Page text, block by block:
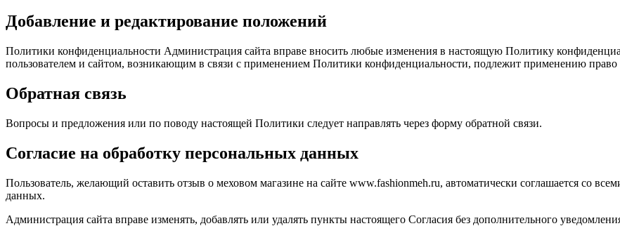
Добавление и редактирование положений
Политики конфиденциальности Администрация сайта вправе вносить любые изменения в настоящую Политику
пользователем и сайтом, возникающим в связи с применением Политики конфиденциальности, подлежит применению
Обратная связь
Вопросы и предложения или по поводу настоящей Политики следует направлять через форму обратной связи.
Согласие на обработку персональных данных
Пользователь, желающий оставить отзыв о меховом магазине на сайте www.fashionmeh.ru, автоматически соглашается со
данных.
Администрация сайта вправе изменять, добавлять или удалять пункты настоящего Согласия без дополнительного